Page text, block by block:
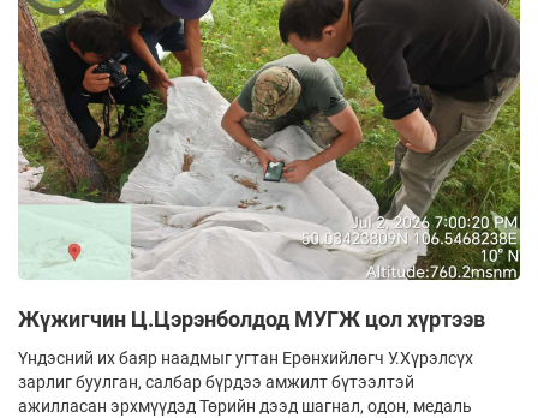
Жүжигчин Ц.Цэрэнболдод МУГЖ цол хүртээв
Үндэсний их баяр наадмыг угтан Ерөнхийлөгч У.Хүрэлсүх
зарлиг буулган, салбар бүрдээ амжилт бүтээлтэй
ажилласан эрхмүүдэд Төрийн дээд шагнал, одон, медаль